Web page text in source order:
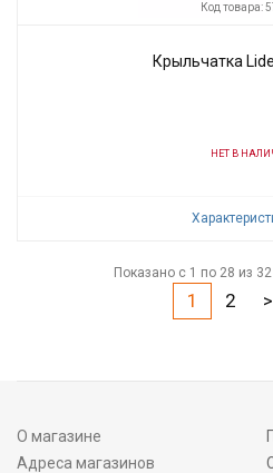
Код товара:
Крыльчатка
НЕТ В
Показано с 1 по 28 из
1 2 >
О магазине
Адреса магазинов